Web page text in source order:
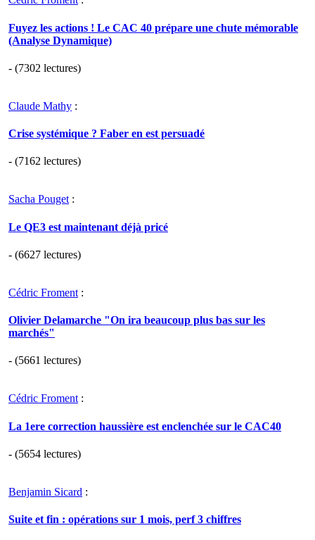
Fuyez les actions ! Le CAC 40 prépare une chute mémorable
(Analyse Dynamique)
- (7302 lectures)
Claude Mathy :
Crise systémique ? Faber en est persuadé
- (7162 lectures)
Sacha Pouget :
Le QE3 est maintenant déjà pricé
- (6627 lectures)
Cédric Froment :
Olivier Delamarche "On ira beaucoup plus bas sur les
marchés"
- (5661 lectures)
Cédric Froment :
La 1ere correction haussière est enclenchée sur le CAC40
- (5654 lectures)
Benjamin Sicard :
Suite et fin : opérations sur 1 mois, perf 3 chiffres